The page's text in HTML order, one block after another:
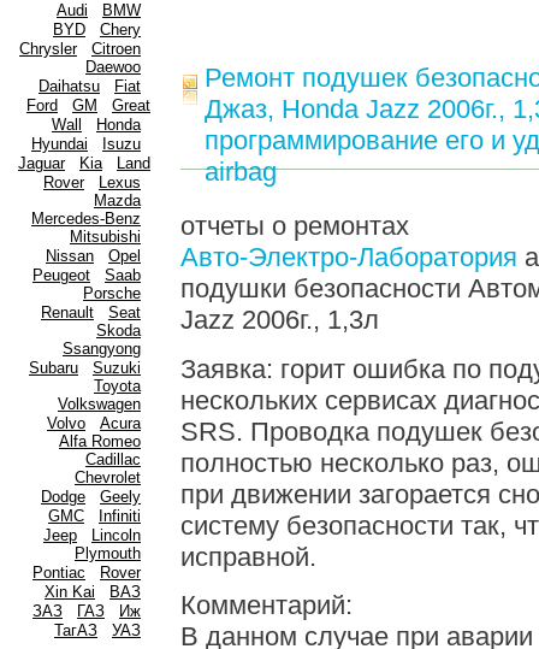
Ремонт подушек
Джаз, Honda Jazz 2006г.,
программирование его и
airbag
отчеты о ремонтах
Авто-Электро-Лаборатория
подушки безопасности
Jazz 2006г., 1,3л
Заявка: горит ошибка по
нескольких сервисах
SRS. Проводка подушек
полностью несколько раз,
при движении загорается
систему безопасности так,
исправной.
Комментарий:
В данном случае при
Audi
BMW
BYD
Chery
Chrysler
Citroen
Daewoo
Daihatsu
Fiat
Ford
GM
Great
Wall
Honda
Hyundai
Isuzu
Jaguar
Kia
Land
Rover
Lexus
Mazda
Mercedes-Benz
Mitsubishi
Nissan
Opel
Peugeot
Saab
Porsсhe
Renault
Seat
Skoda
Ssangyong
Subaru
Suzuki
Toyota
Volkswagen
Volvo
Acura
Alfa Romeo
Cadillac
Chevrolet
Dodge
Geely
GMC
Infiniti
Jeep
Lincoln
Plymouth
Pontiac
Rover
Xin Kai
ВАЗ
ЗАЗ
ГАЗ
Иж
ТагАЗ
УАЗ